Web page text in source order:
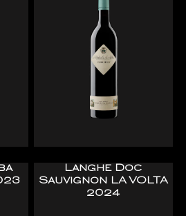
Langhe Doc
Sauvignon LA VOLTA
2024